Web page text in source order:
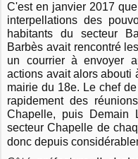
C'est en janvier 2017
interpellations des
habitants du secteur
Barbès avait rencontré
un courrier à envoyer
actions avait alors abouti
mairie du 18e. Le chef
rapidement des
Chapelle, puis Demain
secteur Chapelle de
donc depuis